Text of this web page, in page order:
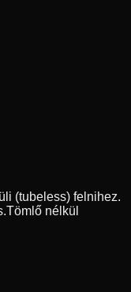
(tubeless) felnihez.
Tömlő nélkül